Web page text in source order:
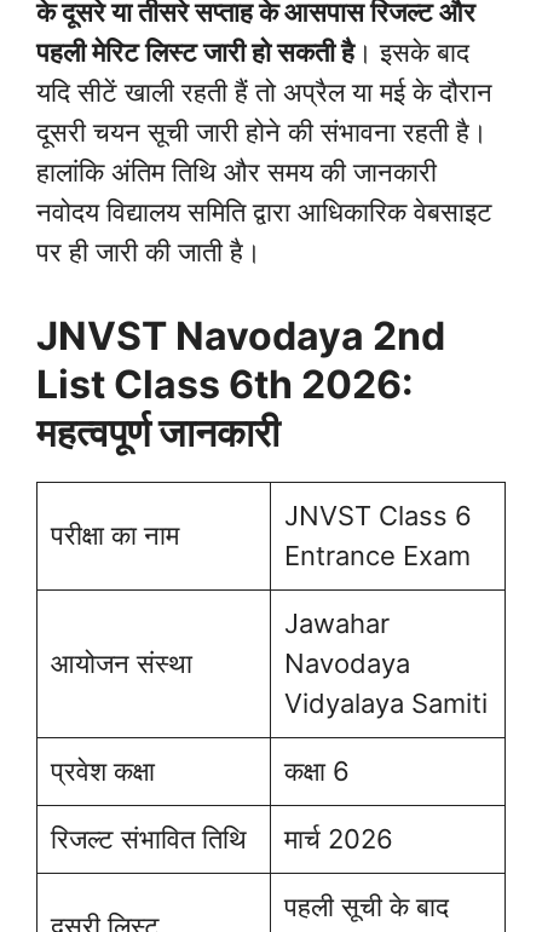
के दूसरे या तीसरे सप्ताह के आसपास रिजल्ट और
पहली मेरिट लिस्ट जारी हो सकती है। इसके बाद
यदि सीटें खाली रहती हैं तो अप्रैल या मई के दौरान
दूसरी चयन सूची जारी होने की संभावना रहती है।
हालांकि अंतिम तिथि और समय की जानकारी
नवोदय विद्यालय समिति द्वारा आधिकारिक वेबसाइट
पर ही जारी की जाती है।
JNVST Navodaya 2nd
List Class 6th 2026:
महत्वपूर्ण जानकारी
परीक्षा का नाम
JNVST Class 6
Entrance Exam
आयोजन संस्था
Jawahar
Navodaya
Vidyalaya Samiti
प्रवेश कक्षा कक्षा 6
रिजल्ट संभावित तिथि मार्च 2026
पहली सूची के बाद